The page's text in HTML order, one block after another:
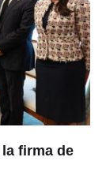
firma de